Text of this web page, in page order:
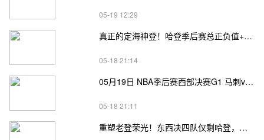
05-19 12:29
真正的定海神登！哈登季后赛总正负值+62、次轮+32，双数据领跑骑士全队
05-18 21:14
05月19日 NBA季后赛西部决赛G1 马刺vs雷霆直播前瞻分析
05-18 21:11
重塑老登荣光！东西决四队仅剩哈登，高龄坚守续写传奇